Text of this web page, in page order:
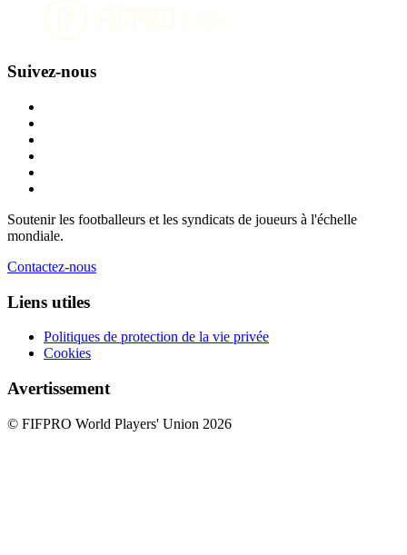
Suivez-nous
Soutenir les footballeurs et les syndicats de joueurs à l'échelle
mondiale.
Contactez-nous
Liens utiles
Politiques de protection de la vie privée
Cookies
Avertissement
© FIFPRO World Players' Union 2026